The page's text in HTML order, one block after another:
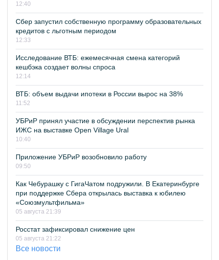
12:40
Сбер запустил собственную программу образовательных
кредитов с льготным периодом
12:33
Исследование ВТБ: ежемесячная смена категорий
кешбэка создает волны спроса
12:14
ВТБ: объем выдачи ипотеки в России вырос на 38%
11:52
УБРиР принял участие в обсуждении перспектив рынка
ИЖС на выставке Open Village Ural
10:40
Приложение УБРиР возобновило работу
09:50
Как Чебурашку с ГигаЧатом подружили. В Екатеринбурге
при поддержке Сбера открылась выставка к юбилею
«Союзмультфильма»
05 августа 21:39
Росстат зафиксировал снижение цен
05 августа 21:22
Все новости